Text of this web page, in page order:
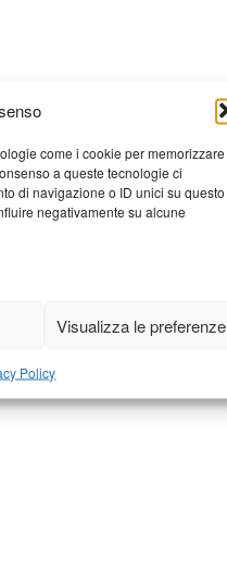
come i cookie per memorizzare
a queste tecnologie ci
di navigazione o ID unici su questo
negativamente su alcune
Visualizza le preferenze
Policy